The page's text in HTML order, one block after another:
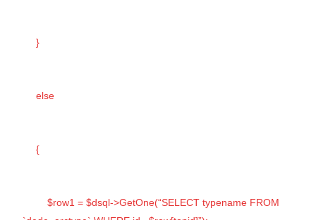
}
else
{
$row1 = $dsql->GetOne(“SELECT typename FROM